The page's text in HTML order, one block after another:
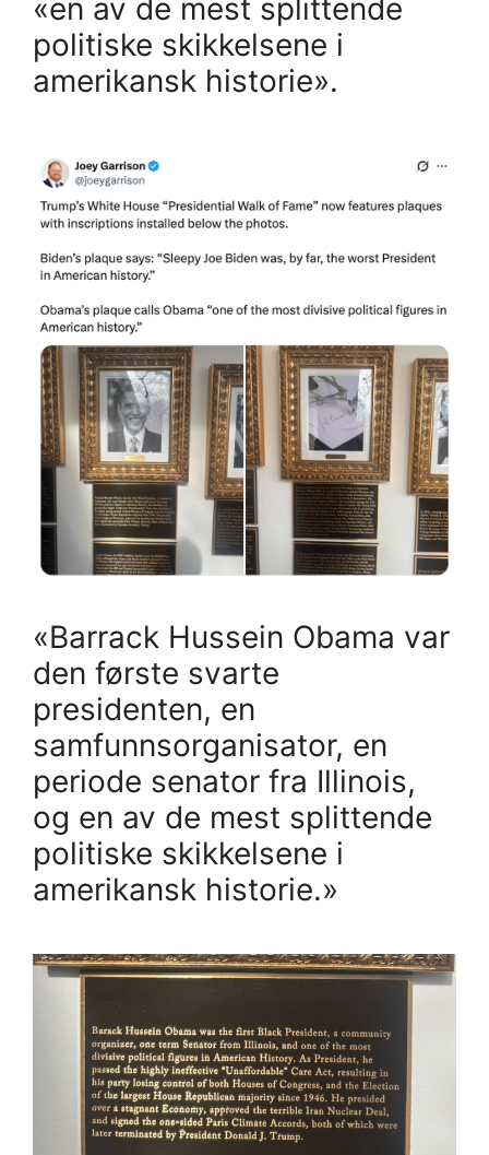
«en av de mest splittende
politiske skikkelsene i
amerikansk historie».
«Barrack Hussein Obama var
den første svarte
presidenten, en
samfunnsorganisator, en
periode senator fra Illinois,
og en av de mest splittende
politiske skikkelsene i
amerikansk historie.»